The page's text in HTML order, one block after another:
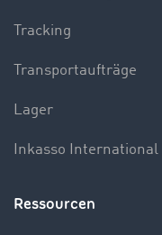
Tracking
Transportaufträge
Lager
Inkasso International
Ressourcen